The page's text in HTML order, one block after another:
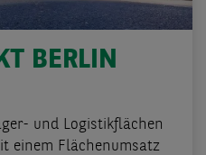
BERLIN
und Logistikflächen
einem Flächenumsatz